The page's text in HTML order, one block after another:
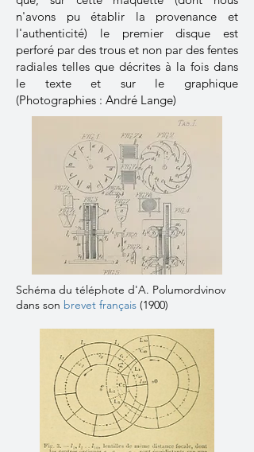
n'avons pu établir la provenance et
l'authenticité) le premier disque est
perforé par des trous et non par des fentes
radiales telles que décrites à la fois dans
le texte et sur le graphique
(Photographies : André Lange)
Schéma du téléphote d'A. Polumordvinov
dans son brevet français (1900)